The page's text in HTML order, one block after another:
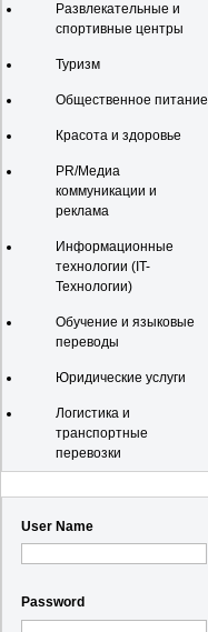
Развлекательные и
спортивные центры
Туризм
Общественное питание
Красота и здоровье
PR/Медиа
коммуникации и
реклама
Информационные
технологии (IT-
Технологии)
Обучение и языковые
переводы
Юридические услуги
Логистика и
транспортные
перевозки
User Name
Password